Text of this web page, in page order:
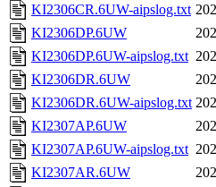
KI2306CR.6UW-aipslog.txt
KI2306DP.6UW
KI2306DP.6UW-aipslog.txt
KI2306DR.6UW
KI2306DR.6UW-aipslog.txt
KI2307AP.6UW
KI2307AP.6UW-aipslog.txt
KI2307AR.6UW